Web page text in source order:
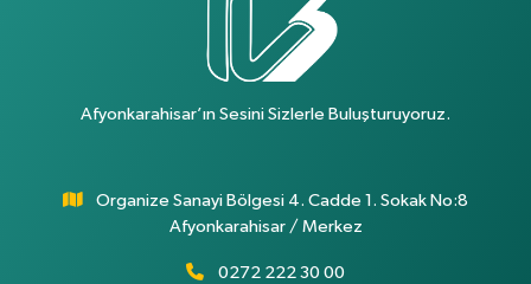
Afyonkarahisar’ın Sesini Sizlerle Buluşturuyoruz.
Organize Sanayi Bölgesi 4. Cadde 1. Sokak No:8
Afyonkarahisar / Merkez
0272 222 30 00